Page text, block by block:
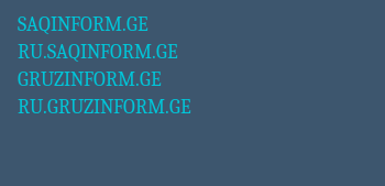
SAQINFORM.GE
RU.SAQINFORM.GE
GRUZINFORM.GE
RU.GRUZINFORM.GE